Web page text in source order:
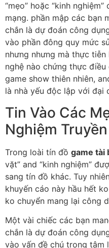
“mẹo” hoặc “kinh
mạng. phần mập các bạn
chắn là dự đoán công
vào phần đông quy mức
nhưng nhưng mà thực
nghệ nào chứng thực
game show thiên nhiên,
là nhà yếu độc lập với đại
Tin Vào Các
Nghiệm
Trong loài tín đồ game tài
vặt” and “kinh nghiệm”
sang tín đồ khác. Tuy
khuyến cáo này hầu hết
ko chuyển mang lại công
Một vài chiếc các bạn
chắn là dự đoán công
vào vấn đề chú trọng tâm